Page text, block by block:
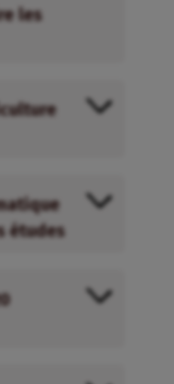
les
études